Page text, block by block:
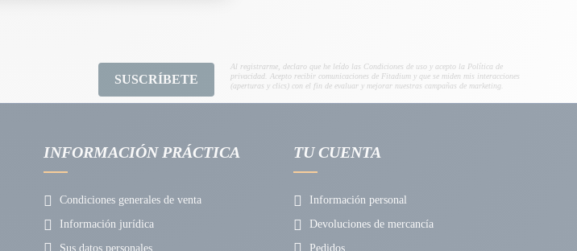
SUSCRÍBETE
Al registrarme, declaro que he leído las Condiciones de uso y acepto la Política de
privacidad. Acepto recibir comunicaciones de Fitadium y que se miden mis interacciones
(aperturas y clics) con el fin de evaluar y mejorar nuestras campañas de marketing.
INFORMACIÓN PRÁCTICA
Condiciones generales de venta
Información jurídica
Sus datos personales
TU CUENTA
Información personal
Devoluciones de mercancía
Pedidos